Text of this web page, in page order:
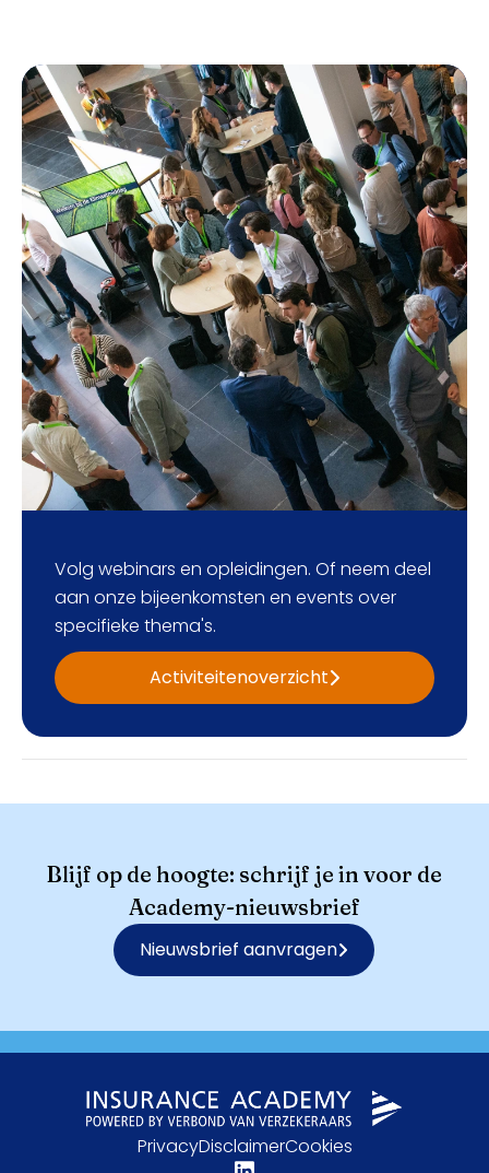
Volg webinars en opleidingen. Of neem deel
aan onze bijeenkomsten en events over
specifieke thema's.
Activiteitenoverzicht
Blijf op de hoogte: schrijf je in voor de
Academy-nieuwsbrief
Nieuwsbrief aanvragen
PrivacyDisclaimerCookies